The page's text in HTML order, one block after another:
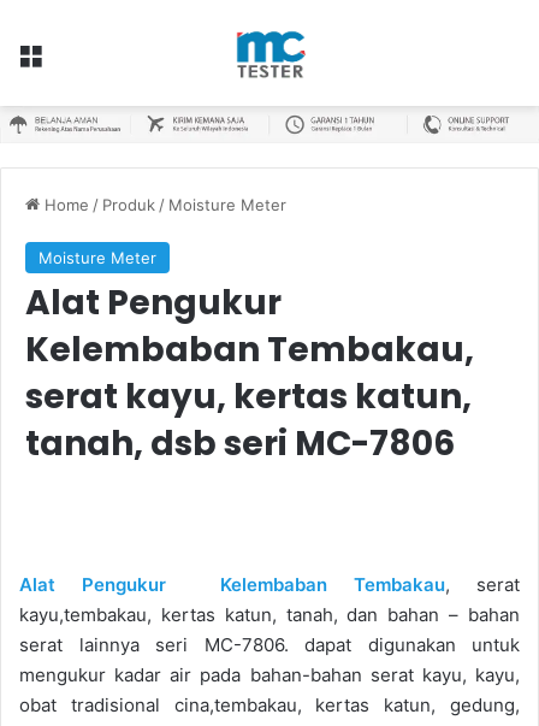
Menu
Home / Produk / Moisture Meter
Moisture Meter
Alat Pengukur
Kelembaban Tembakau,
serat kayu, kertas katun,
tanah, dsb seri MC-7806
Alat Pengukur Kelembaban Tembakau, serat
kayu,tembakau, kertas katun, tanah, dan bahan – bahan
serat lainnya seri MC-7806. dapat digunakan untuk
mengukur kadar air pada bahan-bahan serat kayu, kayu,
obat tradisional cina,tembakau, kertas katun, gedung,